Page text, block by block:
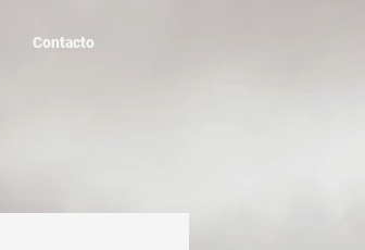
Contacto